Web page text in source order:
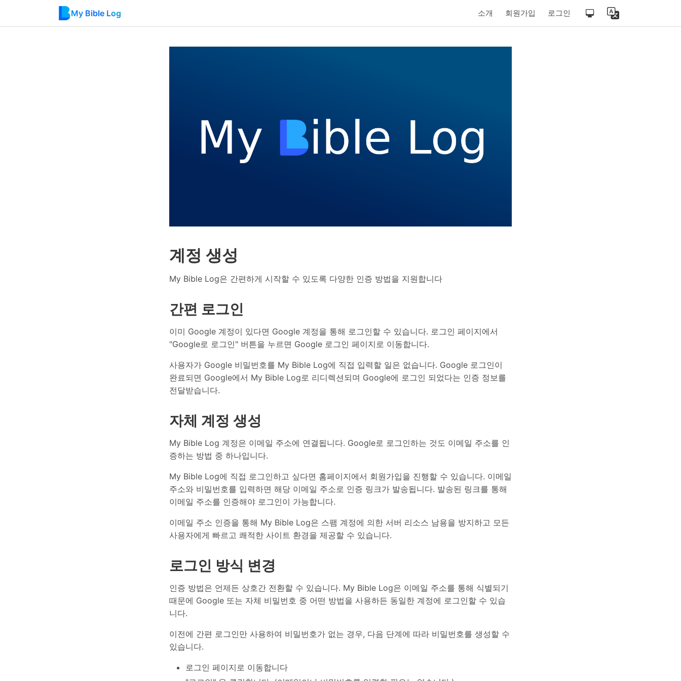
My Bible Log 소개 회원가입 로그인
계정 생성
My Bible Log은 간편하게 시작할 수 있도록 다양한 인증 방법을 지원합니다
간편 로그인
이미 Google 계정이 있다면 Google 계정을 통해 로그인할 수 있습니다. 로그인 페이지에서
"Google로 로그인" 버튼을 누르면 Google 로그인 페이지로 이동합니다.
사용자가 Google 비밀번호를 My Bible Log에 직접 입력할 일은 없습니다. Google 로그인이
완료되면 Google에서 My Bible Log로 리디렉션되며 Google에 로그인 되었다는 인증 정보를
전달받습니다.
자체 계정 생성
My Bible Log 계정은 이메일 주소에 연결됩니다. Google로 로그인하는 것도 이메일 주소를 인
증하는 방법 중 하나입니다.
My Bible Log에 직접 로그인하고 싶다면 홈페이지에서 회원가입을 진행할 수 있습니다. 이메일
주소와 비밀번호를 입력하면 해당 이메일 주소로 인증 링크가 발송됩니다. 발송된 링크를 통해
이메일 주소를 인증해야 로그인이 가능합니다.
이메일 주소 인증을 통해 My Bible Log은 스팸 계정에 의한 서버 리소스 남용을 방지하고 모든
사용자에게 빠르고 쾌적한 사이트 환경을 제공할 수 있습니다.
로그인 방식 변경
인증 방법은 언제든 상호간 전환할 수 있습니다. My Bible Log은 이메일 주소를 통해 식별되기
때문에 Google 또는 자체 비밀번호 중 어떤 방법을 사용하든 동일한 계정에 로그인할 수 있습
니다.
이전에 간편 로그인만 사용하여 비밀번호가 없는 경우, 다음 단계에 따라 비밀번호를 생성할 수
있습니다.
로그인 페이지로 이동합니다